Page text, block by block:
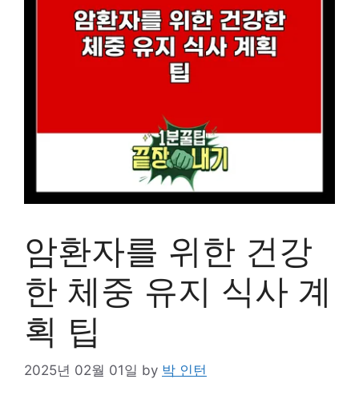
암환자를 위한 건강
한 체중 유지 식사 계
획 팁
2025년 02월 01일 by 박 인턴